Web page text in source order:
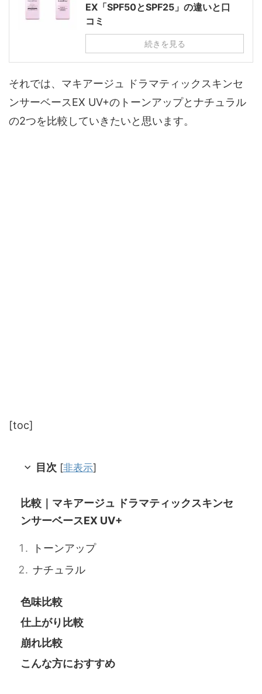
EX「SPF50とSPF25」の違いと口
コミ
続きを見る
それでは、マキアージュ ドラマティックスキンセ
ンサーベースEX UV+のトーンアップとナチュラル
の2つを比較していきたいと思います。
[toc]
目次 [非表示]
比較｜マキアージュ ドラマティックスキンセ
ンサーベースEX UV+
トーンアップ
ナチュラル
色味比較
仕上がり比較
崩れ比較
こんな方におすすめ